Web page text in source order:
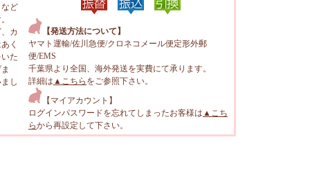
ど
カ
く
た
し
【発送方法について】
ヤマト運輸/佐川急便/クロネコメール便定形外郵
便/EMS
千葉県より全国、海外発送を実費にて承ります。
詳細は ▲こちら をご参照下さい。
【マイアカウント】
ログインパスワードを忘れてしまったお客様は ▲こち
らから再設定して下さい。